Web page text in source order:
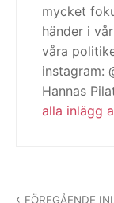
mycket
händer i
våra
instagram:
Hannas
alla inlägg
FÖREGÅENDE